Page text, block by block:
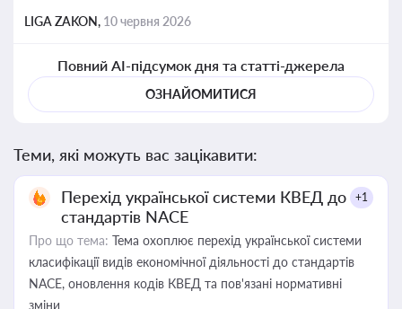
LIGA ZAKON, 10 червня 2026
Повний AI-підсумок дня та статті-джерела
ОЗНАЙОМИТИСЯ
Теми, які можуть вас зацікавити:
Перехід української системи КВЕД до
стандартів NACE
+1
Про що тема: Тема охоплює перехід української системи
класифікації видів економічної діяльності до стандартів
NACE, оновлення кодів КВЕД та пов'язані нормативні
зміни